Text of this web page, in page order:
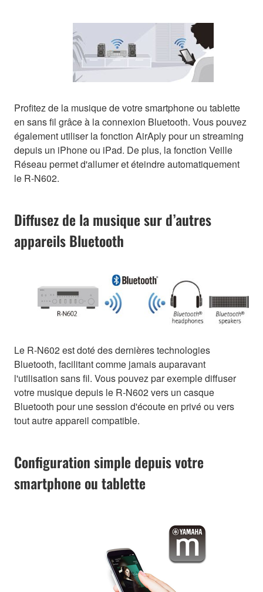
Profitez de la musique de votre smartphone ou tablette
en sans fil grâce à la connexion Bluetooth. Vous pouvez
également utiliser la fonction AirAply pour un streaming
depuis un iPhone ou iPad. De plus, la fonction Veille
Réseau permet d'allumer et éteindre automatiquement
le R-N602.
Diffusez de la musique sur d’autres
appareils Bluetooth
Le R-N602 est doté des dernières technologies
Bluetooth, facilitant comme jamais auparavant
l'utilisation sans fil. Vous pouvez par exemple diffuser
votre musique depuis le R-N602 vers un casque
Bluetooth pour une session d'écoute en privé ou vers
tout autre appareil compatible.
Configuration simple depuis votre
smartphone ou tablette